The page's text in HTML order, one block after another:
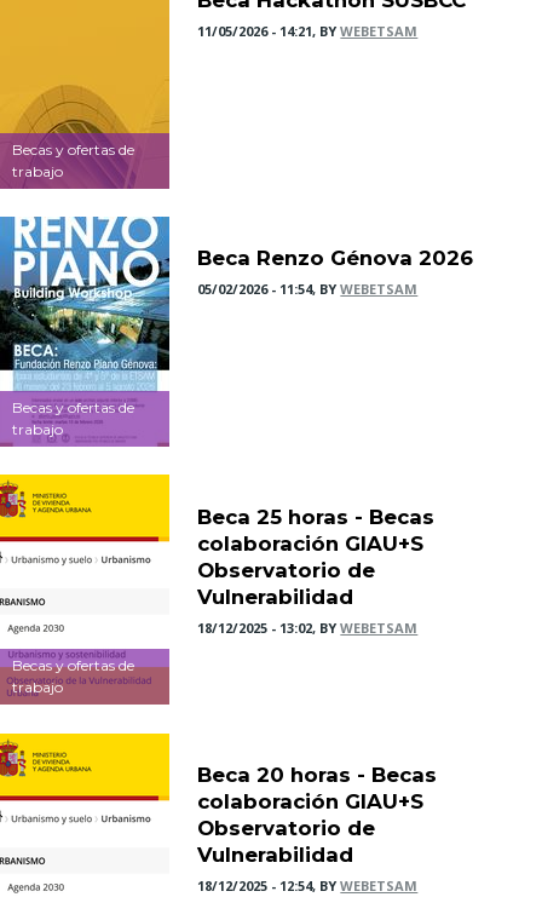
Becas y ofertas de
trabajo
11/05/2026 - 14:21, BYWEBETSAM
Becas y ofertas de
trabajo
Beca Renzo Génova 2026
05/02/2026 - 11:54, BYWEBETSAM
Becas y ofertas de
trabajo
Beca 25 horas - Becas
colaboración GIAU+S
Observatorio de
Vulnerabilidad
18/12/2025 - 13:02, BYWEBETSAM
Beca 20 horas - Becas
colaboración GIAU+S
Observatorio de
Vulnerabilidad
18/12/2025 - 12:54, BYWEBETSAM